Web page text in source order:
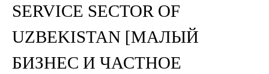
SERVICE SECTOR OF
UZBEKISTAN [МАЛЫЙ
БИЗНЕС И ЧАСТНОЕ